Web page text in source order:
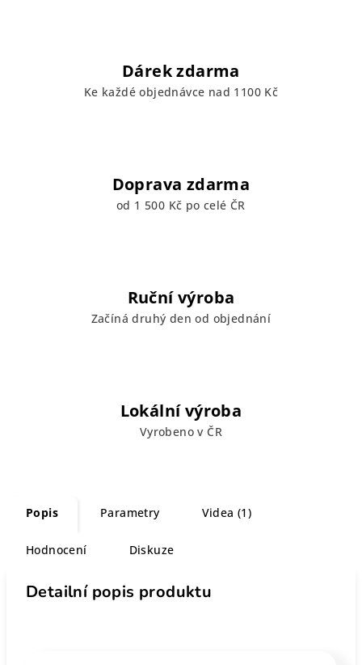
Dárek zdarma
Ke každé objednávce nad 1100 Kč
Doprava zdarma
od 1 500 Kč po celé ČR
Ruční výroba
Začíná druhý den od objednání
Lokální výroba
Vyrobeno v ČR
Popis Parametry Videa (1)
Hodnocení Diskuze
Detailní popis produktu